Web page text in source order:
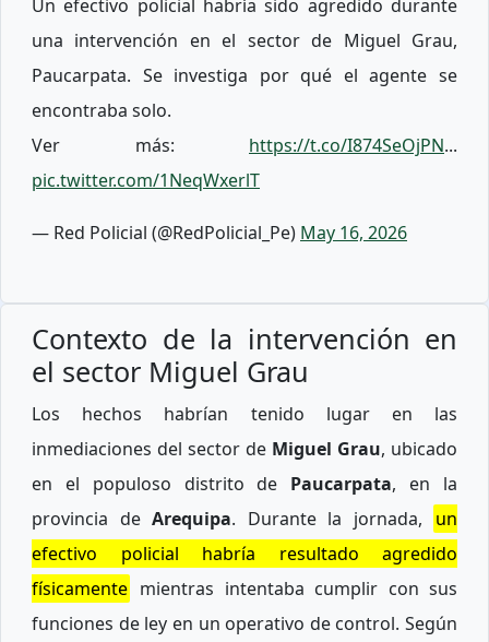
Un efectivo policial habría sido agredido durante
una intervención en el sector de Miguel Grau,
Paucarpata. Se investiga por qué el agente se
encontraba solo.
Ver más: https://t.co/I874SeOjPN...
pic.twitter.com/1NeqWxerlT
— Red Policial (@RedPolicial_Pe) May 16, 2026
Contexto de la intervención en
el sector Miguel Grau
Los hechos habrían tenido lugar en las
inmediaciones del sector de Miguel Grau, ubicado
en el populoso distrito de Paucarpata, en la
provincia de Arequipa. Durante la jornada,
un
efectivo policial habría resultado agredido
físicamente mientras intentaba cumplir con sus
funciones de ley en un operativo de control. Según